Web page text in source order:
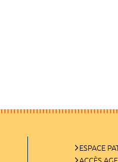
ESPACE
ACCÈS